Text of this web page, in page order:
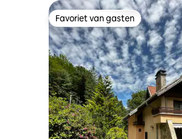
Favoriet van gasten
Favoriet van gasten